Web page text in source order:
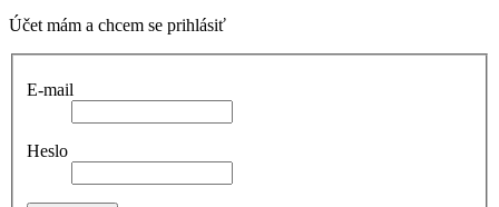
Účet mám a chcem se prihlásiť
E-mail
Heslo